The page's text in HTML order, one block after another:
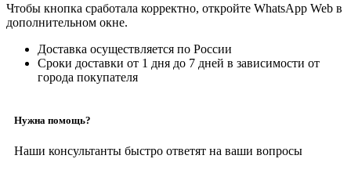
Чтобы кнопка сработала корректно, откройте WhatsApp Web в
дополнительном окне.
Доставка осуществляется по России
Сроки доставки от 1 дня до 7 дней в зависимости от
города покупателя
Нужна помощь?
Наши консультанты быстро ответят на ваши вопросы